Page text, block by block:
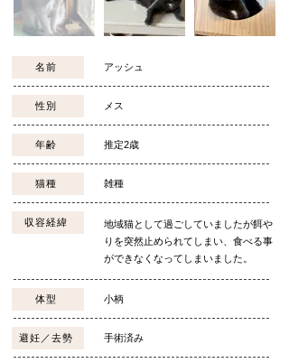
名前 アッシュ
性別 ​メス
年齢 推定2歳
猫種 ​雑種
収容経緯
地域猫として過ごしていましたが餌や
りを突然止められてしまい、食べる事
ができなくなってしまいました。
体型 小柄
避妊／去勢 ​手術済み